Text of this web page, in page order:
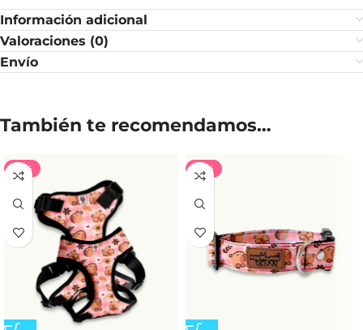
Información adicional
Valoraciones (0)
Envío
También te recomendamos…
-35% -35%